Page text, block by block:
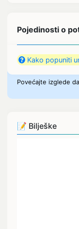
Pojedinosti o
Kako popuniti
Povećajte izglede
📝 Bilješke